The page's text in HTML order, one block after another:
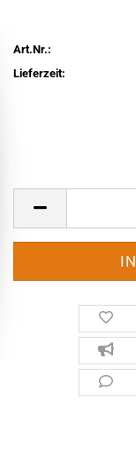
Art.Nr.:
Lieferzeit: